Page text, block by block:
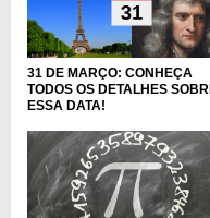
31 DE MARÇO: CONHEÇA
TODOS OS DETALHES
ESSA DATA!